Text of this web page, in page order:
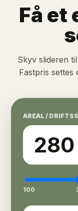
Få et
Skyv slideren
Fastpris
AREAL /
280
100